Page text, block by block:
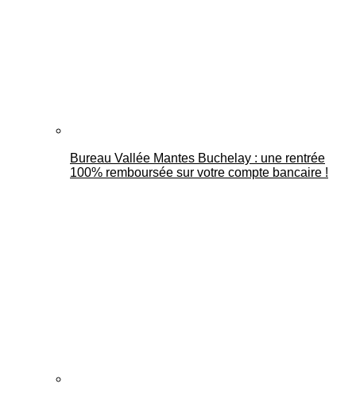
Bureau Vallée Mantes Buchelay : une rentrée
100% remboursée sur votre compte bancaire !